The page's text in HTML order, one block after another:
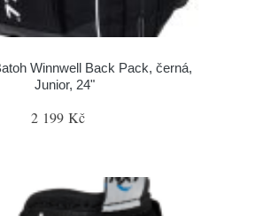
Winnwell Back Pack, černá,
Junior, 24"
2 199 Kč